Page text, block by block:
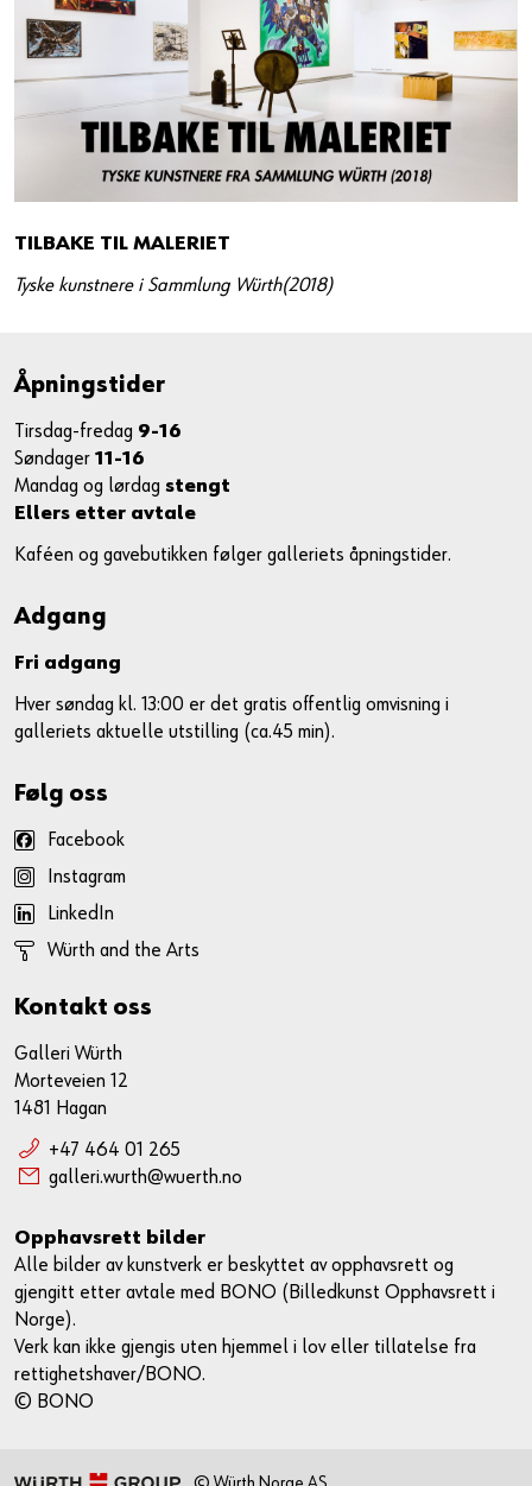
TILBAKE TIL MALERIET
Tyske kunstnere i Sammlung Würth(2018)
Åpningstider
Tirsdag-fredag 9-16
Søndager 11-16
Mandag og lørdag stengt
Ellers etter avtale
Kaféen og gavebutikken følger galleriets åpningstider.
Adgang
Fri adgang
Hver søndag kl. 13:00 er det gratis offentlig omvisning i
galleriets aktuelle utstilling (ca.45 min).
Følg oss
Facebook
Instagram
LinkedIn
Würth and the Arts
Kontakt oss
Galleri Würth
Morteveien 12
1481 Hagan
+47 464 01 265
galleri.wurth@wuerth.no
Opphavsrett bilder
Alle bilder av kunstverk er beskyttet av opphavsrett og
gjengitt etter avtale med BONO (Billedkunst Opphavsrett i
Norge).
Verk kan ikke gjengis uten hjemmel i lov eller tillatelse fra
rettighetshaver/BONO.
© BONO